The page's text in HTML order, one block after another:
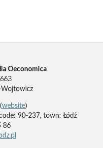
Oeconomica
Wojtowicz
website)
90-237, town: Łódź
86